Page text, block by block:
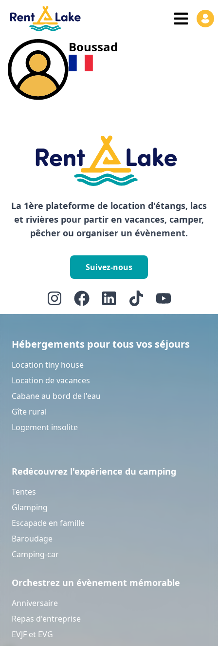
Boussad
La 1ère plateforme de location d'étangs, lacs
et rivières pour partir en vacances, camper,
pêcher ou organiser un évènement.
Suivez-nous
Hébergements pour tous vos séjours
Location tiny house
Location de vacances
Cabane au bord de l'eau
Gîte rural
Logement insolite
Redécouvrez l'expérience du camping
Tentes
Glamping
Escapade en famille
Baroudage
Camping-car
Orchestrez un évènement mémorable
Anniversaire
Repas d'entreprise
EVJF et EVG